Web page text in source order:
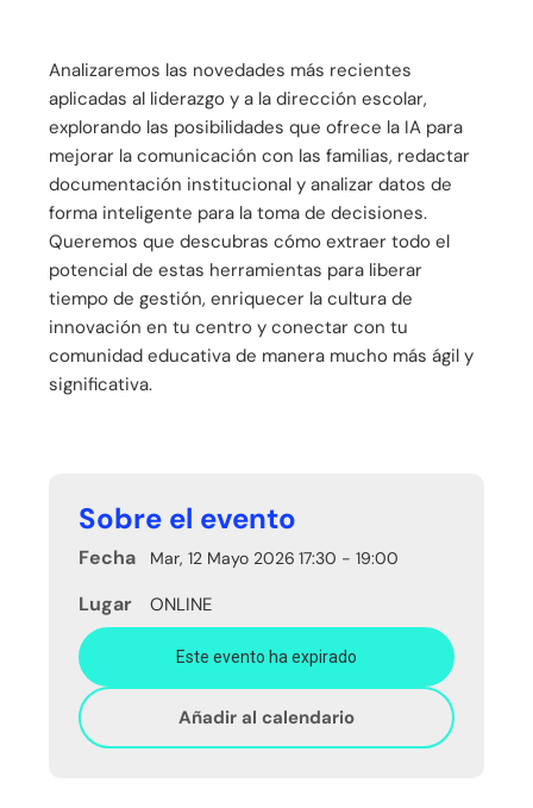
Analizaremos las novedades más recientes
aplicadas al liderazgo y a la dirección escolar,
explorando las posibilidades que ofrece la IA para
mejorar la comunicación con las familias, redactar
documentación institucional y analizar datos de
forma inteligente para la toma de decisiones.
Queremos que descubras cómo extraer todo el
potencial de estas herramientas para liberar
tiempo de gestión, enriquecer la cultura de
innovación en tu centro y conectar con tu
comunidad educativa de manera mucho más ágil y
significativa.
Sobre el evento
Fecha Mar, 12 Mayo 2026 17:30 - 19:00
Lugar ONLINE
Este evento ha expirado
Añadir al calendario